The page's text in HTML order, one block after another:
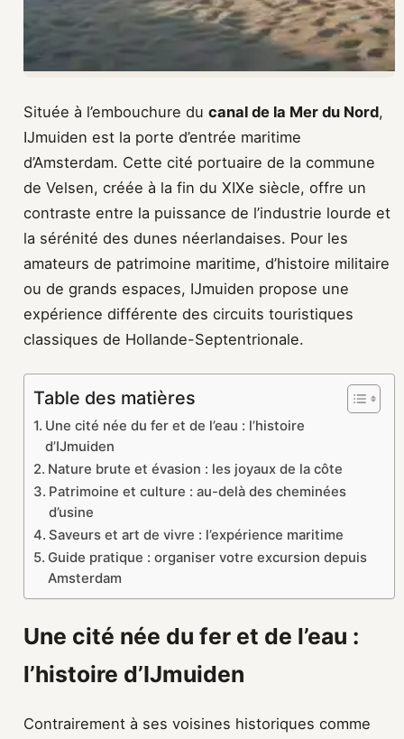
Située à l’embouchure du canal de la Mer du Nord,
IJmuiden est la porte d’entrée maritime
d’Amsterdam. Cette cité portuaire de la commune
de Velsen, créée à la fin du XIXe siècle, offre un
contraste entre la puissance de l’industrie lourde et
la sérénité des dunes néerlandaises. Pour les
amateurs de patrimoine maritime, d’histoire militaire
ou de grands espaces, IJmuiden propose une
expérience différente des circuits touristiques
classiques de Hollande-Septentrionale.
Table des matières
Une cité née du fer et de l’eau : l’histoire
d’IJmuiden
Nature brute et évasion : les joyaux de la côte
Patrimoine et culture : au-delà des cheminées
d’usine
Saveurs et art de vivre : l’expérience maritime
Guide pratique : organiser votre excursion depuis
Amsterdam
Une cité née du fer et de l’eau :
l’histoire d’IJmuiden
Contrairement à ses voisines historiques comme